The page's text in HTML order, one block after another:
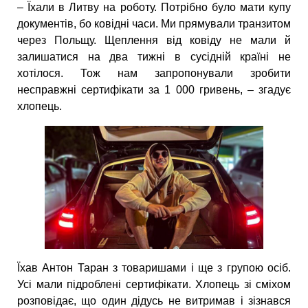
– Їхали в Литву на роботу. Потрібно було мати купу
документів, бо ковідні часи. Ми прямували транзитом
через Польщу. Щеплення від ковіду не мали й
залишатися на два тижні в сусідній країні не
хотілося. Тож нам запропонували зробити
несправжні сертифікати за 1 000 гривень, – згадує
хлопець.
Їхав Антон Таран з товаришами і ще з групою осіб.
Усі мали підроблені сертифікати. Хлопець зі сміхом
розповідає, що один дідусь не витримав і зізнався